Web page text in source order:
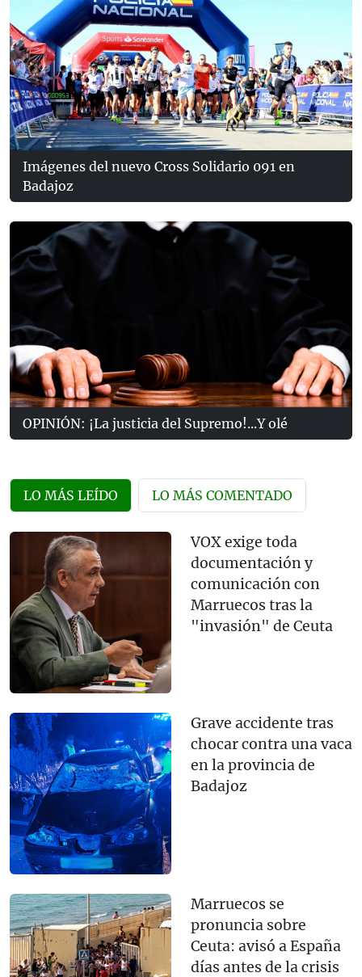
Imágenes del nuevo Cross Solidario 091 en
Badajoz
OPINIÓN: ¡La justicia del Supremo!...Y olé
LO MÁS LEÍDO LO MÁS COMENTADO
VOX exige toda
documentación y
comunicación con
Marruecos tras la
"invasión" de Ceuta
Grave accidente tras
chocar contra una vaca
en la provincia de
Badajoz
Marruecos se
pronuncia sobre
Ceuta: avisó a España
días antes de la crisis